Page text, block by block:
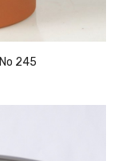
245